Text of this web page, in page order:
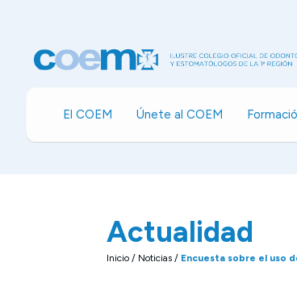
El COEM Únete al COEM
Actualidad
Inicio / Noticias / Encuesta sobre el uso